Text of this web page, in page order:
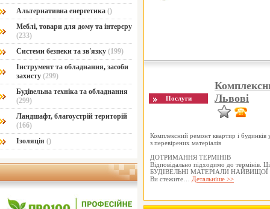
Альтернативна енергетика ()
Меблі, товари для дому та інтерєру
(233)
Системи безпеки та зв'язку (199)
Інструмент та обладнання, засоби
захисту (299)
Будівельна техніка та обладнання
(299)
Ландшафт, благоустрій територій
(166)
Ізоляція ()
Львові
Комплексний ремонт квартир і
з перевірених матеріалів
ДОТРИМАННЯ ТЕРМІНІВ
Відповідально підходимо до термінів.
БУДІВЕЛЬНІ МАТЕРІАЛИ НАЙВИЩОЇ
Ви стежите… Детальніше >>